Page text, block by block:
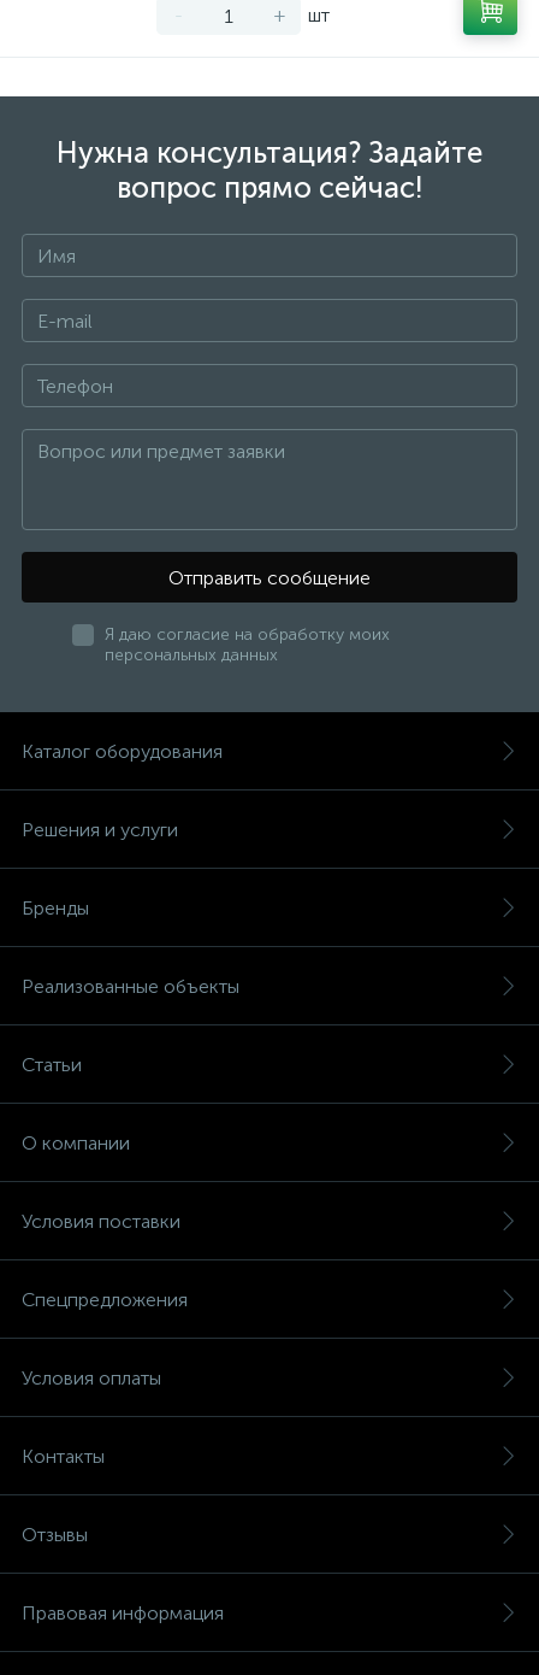
- + шт
Нужна консультация? Задайте
вопрос прямо сейчас!
Отправить сообщение
Я даю согласие на обработку моих
персональных данных
Каталог оборудования
Решения и услуги
Бренды
Реализованные объекты
Статьи
О компании
Условия поставки
Спецпредложения
Условия оплаты
Контакты
Отзывы
Правовая информация